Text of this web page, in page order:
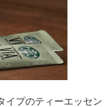
イプのティーエッセン